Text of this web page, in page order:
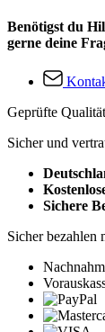
Benötigst du
gerne deine
Geprüfte Qualität
Sicher und
Sichere
Sicher bezahlen